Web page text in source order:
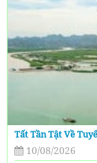
Tất Tần Tật Về
10/08/2026